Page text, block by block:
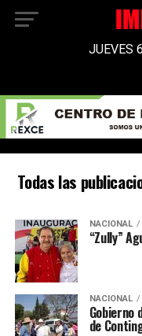
JUEVES
Todas las
NACIONAL
“Zully”
NACIONAL
Gobierno
de